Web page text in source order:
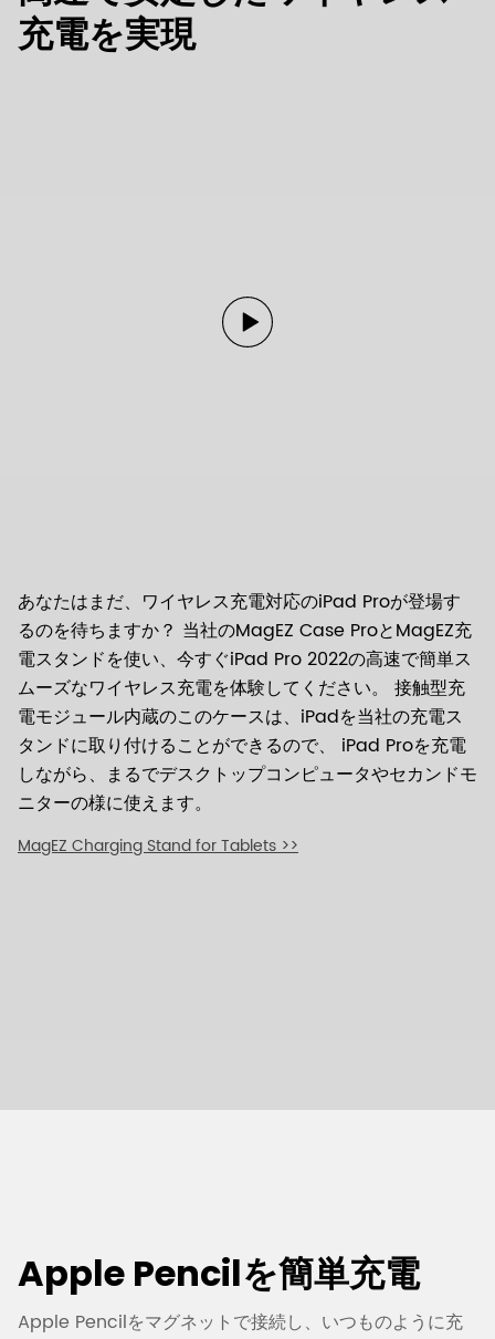
充電を実現
あなたはまだ、ワイヤレス充電対応のiPad Proが登場す
るのを待ちますか？ 当社のMagEZ Case ProとMagEZ充
電スタンドを使い、今すぐiPad Pro 2022の高速で簡単ス
ムーズなワイヤレス充電を体験してください。 接触型充
電モジュール内蔵のこのケースは、iPadを当社の充電ス
タンドに取り付けることができるので、 iPad Proを充電
しながら、まるでデスクトップコンピュータやセカンドモ
ニターの様に使えます。
MagEZ Charging Stand for Tablets >>
Apple Pencilを簡単充電
Apple Pencilをマグネットで接続し、いつものように充